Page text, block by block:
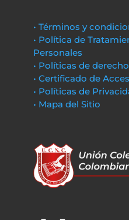
• Términos y
• Política de
Personales
• Políticas de
• Certificado de
• Políticas de
• Mapa del Sitio